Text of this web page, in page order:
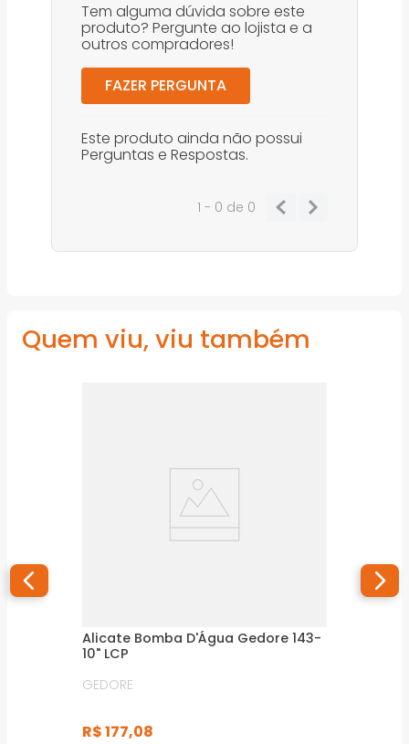
Tem alguma dúvida sobre este
produto? Pergunte ao lojista e a
outros compradores!
FAZER PERGUNTA
Este produto ainda não possui
Perguntas e Respostas.
1 - 0 de 0
Quem viu, viu também
Alicate Bomba D'Água Gedore 143-
10" LCP
GEDORE
R$177,08